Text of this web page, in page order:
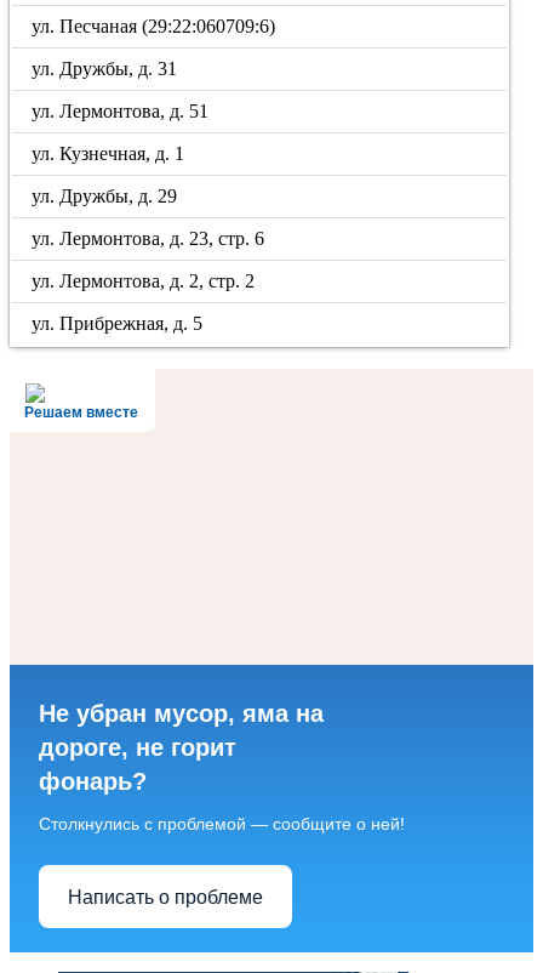
ул. Песчаная (29:22:060709:6)
ул. Дружбы, д. 31
ул. Лермонтова, д. 51
ул. Кузнечная, д. 1
ул. Дружбы, д. 29
ул. Лермонтова, д. 23, стр. 6
ул. Лермонтова, д. 2, стр. 2
ул. Прибрежная, д. 5
Решаем вместе
Не убран мусор, яма на
дороге, не горит
фонарь?
Столкнулись с проблемой — сообщите о ней!
Написать о проблеме